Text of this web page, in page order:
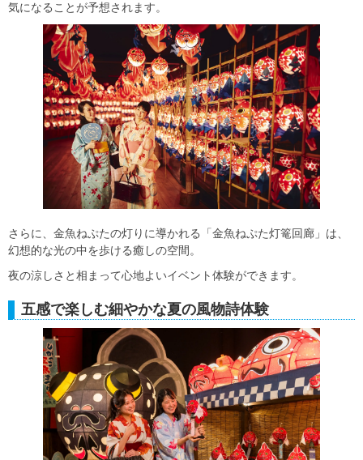
気になることが予想されます。
さらに、金魚ねぷたの灯りに導かれる「金魚ねぷた灯篭回廊」は、
幻想的な光の中を歩ける癒しの空間。
夜の涼しさと相まって心地よいイベント体験ができます。
五感で楽しむ細やかな夏の風物詩体験